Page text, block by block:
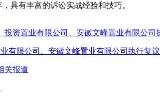
具有丰富的诉讼实战经验和技巧。
有限公司、安徽文峰置业有限公司执行复